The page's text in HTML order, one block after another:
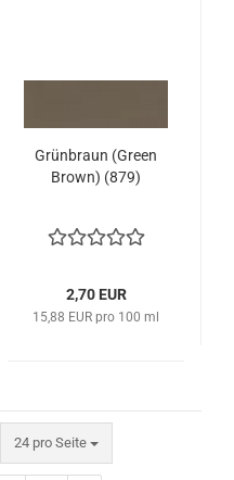
Grünbraun (Green
Brown) (879)
2,70 EUR
15,88 EUR pro 100 ml
24 pro Seite
pro Seite